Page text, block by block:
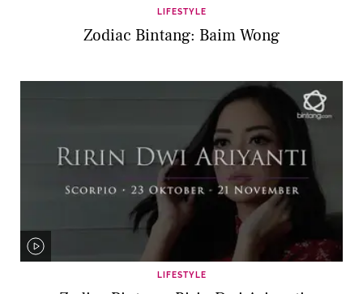
LIFESTYLE
Zodiac Bintang: Baim Wong
LIFESTYLE